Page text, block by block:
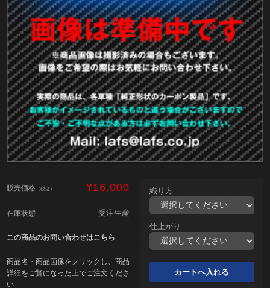
販売価格 （税込） ¥16,000
在庫状態 受注生産
この商品のお問い合わせはこちら
商品名・商品画像をクリックし、商品
詳細をご覧になった上でご注文くださ
い
織り方
仕上がり